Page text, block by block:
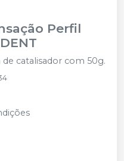
Perfil
catalisador com 50g.